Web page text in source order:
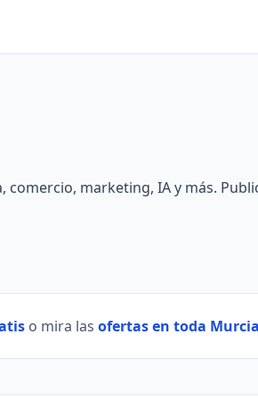
comercio, marketing, IA y más.
o mira las ofertas en toda Murcia